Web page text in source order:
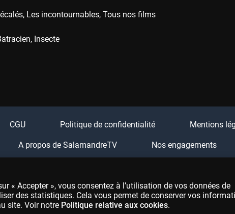
Les incontournables Tous nos films
Insecte
CGU Politique de confidentialité Mentions
A propos de SalamandreTV Nos engagements
« Accepter », vous consentez à l’utilisation de vos données de
des statistiques. Cela vous permet de conserver vos
site. Voir notre Politique relative aux cookies.